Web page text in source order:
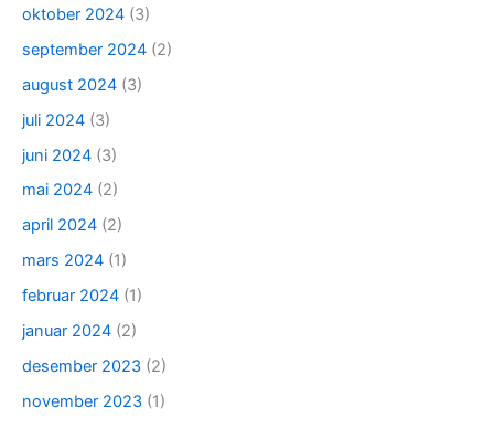
oktober 2024 (3)
september 2024 (2)
august 2024 (3)
juli 2024 (3)
juni 2024 (3)
mai 2024 (2)
april 2024 (2)
mars 2024 (1)
februar 2024 (1)
januar 2024 (2)
desember 2023 (2)
november 2023 (1)